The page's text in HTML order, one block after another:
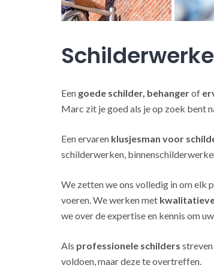
Een goede schilder, behangerof
Marc zit je goed als je op zoek bent
Een ervaren klusjesman voor
schilderwerken,
We zetten we ons volledig in om
voeren. We werken met
we over de expertise en kennis om
Als professionele schilders
voldoen, maar deze te overtreffen.